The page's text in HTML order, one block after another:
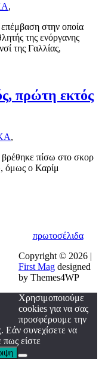
,
στην οποία
της ενόργανης
της Γαλλίας,
πρώτη εκτός
,
πίσω στο σκορ
όμως ο Καρίμ
πρωτοσέλιδα
Copyright © 2026 |
First Mag designed
by Themes4WP
Χρησιμοποιούμε
cookies για να σας
προσφέρουμε την
Εάν συνεχίσετε να
πως είστε